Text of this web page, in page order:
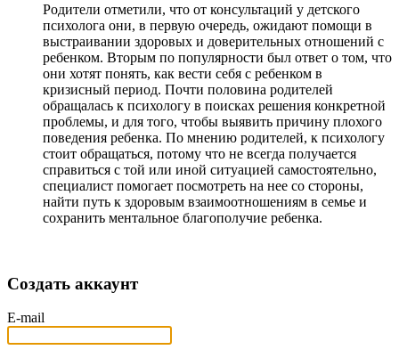
Родители отметили, что от консультаций у детского
психолога они, в первую очередь, ожидают помощи в
выстраивании здоровых и доверительных отношений с
ребенком. Вторым по популярности был ответ о том, что
они хотят понять, как вести себя с ребенком в
кризисный период. Почти половина родителей
обращалась к психологу в поисках решения конкретной
проблемы, и для того, чтобы выявить причину плохого
поведения ребенка. По мнению родителей, к психологу
стоит обращаться, потому что не всегда получается
справиться с той или иной ситуацией самостоятельно,
специалист помогает посмотреть на нее со стороны,
найти путь к здоровым взаимоотношениям в семье и
сохранить ментальное благополучие ребенка.
Создать аккаунт
E-mail